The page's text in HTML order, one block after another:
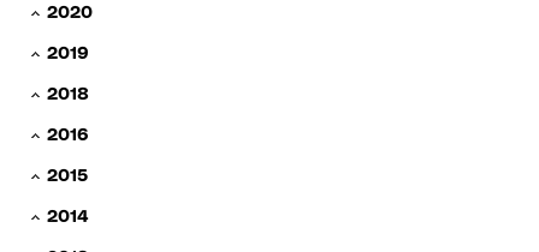
2020
2019
2018
2016
2015
2014